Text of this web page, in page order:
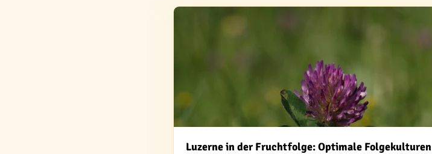
Luzerne in der Fruchtfolge: Optimale Folgekulturen